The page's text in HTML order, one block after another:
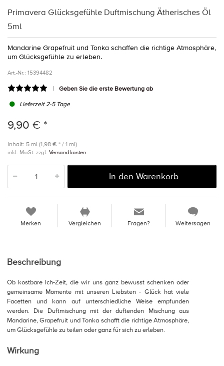
Primavera Glücksgefühle Duftmischung Ätherisches Öl
5ml
Mandarine Grapefruit und Tonka schaffen die richtige Atmosphäre,
um Glücksgefühle zu erleben.
Art.-Nr.: 15394482
Geben Sie die erste Bewertung ab
Lieferzeit 2-5 Tage
9,90 € *
Inhalt: 5 ml (1,98 € * / 1 ml)
inkl. MwSt. zzgl. Versandkosten
In den Warenkorb
Merken Vergleichen Fragen? Weitersagen
Beschreibung
Ob kostbare Ich-Zeit, die wir uns ganz bewusst schenken oder
gemeinsame Momente mit unseren Liebsten - Glück hat viele
Facetten und kann auf unterschiedliche Weise empfunden
werden. Die Duftmischung mit der duftenden Mischung aus
Mandarine, Grapefruit und Tonka schafft die richtige Atmosphäre,
um Glücksgefühle zu teilen oder ganz für sich zu erleben.
Wirkung